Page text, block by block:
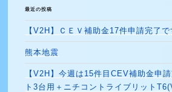
最近の投稿
【V2H】ＣＥＶ補助金17件申請完了で
熊本地震
【V2H】今週は15件目CEV補助金申
ト3台用＋ニチコントライブリット